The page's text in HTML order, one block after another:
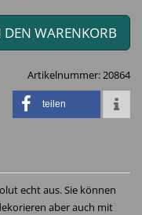
DEN WARENKORB
Artikelnummer:20864
teilen
echt aus. Sie können
aber auch mit